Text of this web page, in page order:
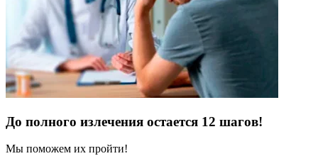
До полного излечения остается 12 шагов!
Мы поможем их пройти!